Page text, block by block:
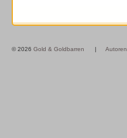
© 2026 Gold & Goldbarren | Autoren